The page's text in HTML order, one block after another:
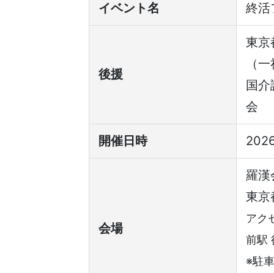
イベント名 終
後援
東京
（
国介
会
開催日時
会場
羅漢
東京
アク
前駅
※駐